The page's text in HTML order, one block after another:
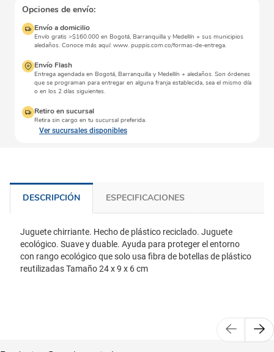
Opciones de envío:
Envío a domicilio
Envío gratis >$160.000 en Bogotá, Barranquilla y Medellín + sus municipios
aledaños. Conoce más aquí: www. puppis.com.co/formas-de-entrega.
Envío Flash
Entrega agendada en Bogotá, Barranquilla y Medellín + aledaños. Son órdenes
que se programan para entregar en alguna franja establecida, sea el mismo día
o en los 2 días siguientes.
Retiro en sucursal
Retira sin cargo en tu sucursal preferida.
Ver sucursales disponibles
DESCRIPCIÓN ESPECIFICACIONES
Juguete chirriante. Hecho de plástico reciclado. Juguete
ecológico. Suave y duable. Ayuda para proteger el entorno
con rango ecológico que solo usa fibra de botellas de plástico
reutilizadas Tamaño 24 x 9 x 6 cm